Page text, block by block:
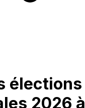
élections
2026 à